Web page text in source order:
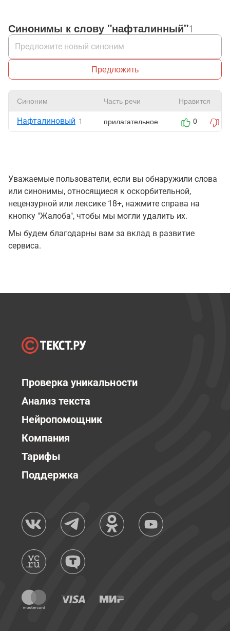
Синонимы к слову "нафталинный"1
Предложить
Синоним Часть речи Нравится
Нафталиновый 1 прилагательное 0
Уважаемые пользователи, если вы обнаружили слова
или синонимы, относящиеся к оскорбительной,
нецензурной или лексике 18+, нажмите справа на
кнопку "Жалоба", чтобы мы могли удалить их.
Мы будем благодарны вам за вклад в развитие
сервиса.
Проверка уникальности
Анализ текста
Нейропомощник
Компания
Тарифы
Поддержка